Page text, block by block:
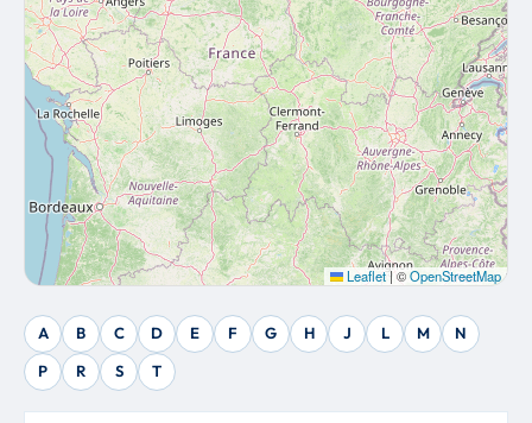
Leaflet| ©OpenStreetMap
A B C D E F G H J L M
N
P
R S T